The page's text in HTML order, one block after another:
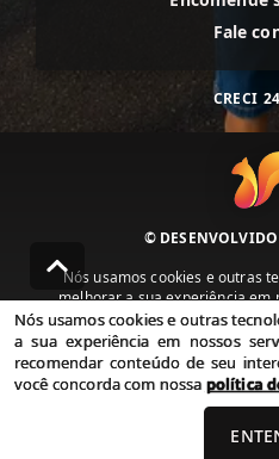
Fale
CRECI
©
Nós usamos cookies e outras
melhorar a sua experiência em
publicidade e recomendar
nossos serviços, você concorda
termos
Política de
Nós usamos cookies e outras
a sua experiência em nossos
recomendar conteúdo de seu
você concorda com nossa política